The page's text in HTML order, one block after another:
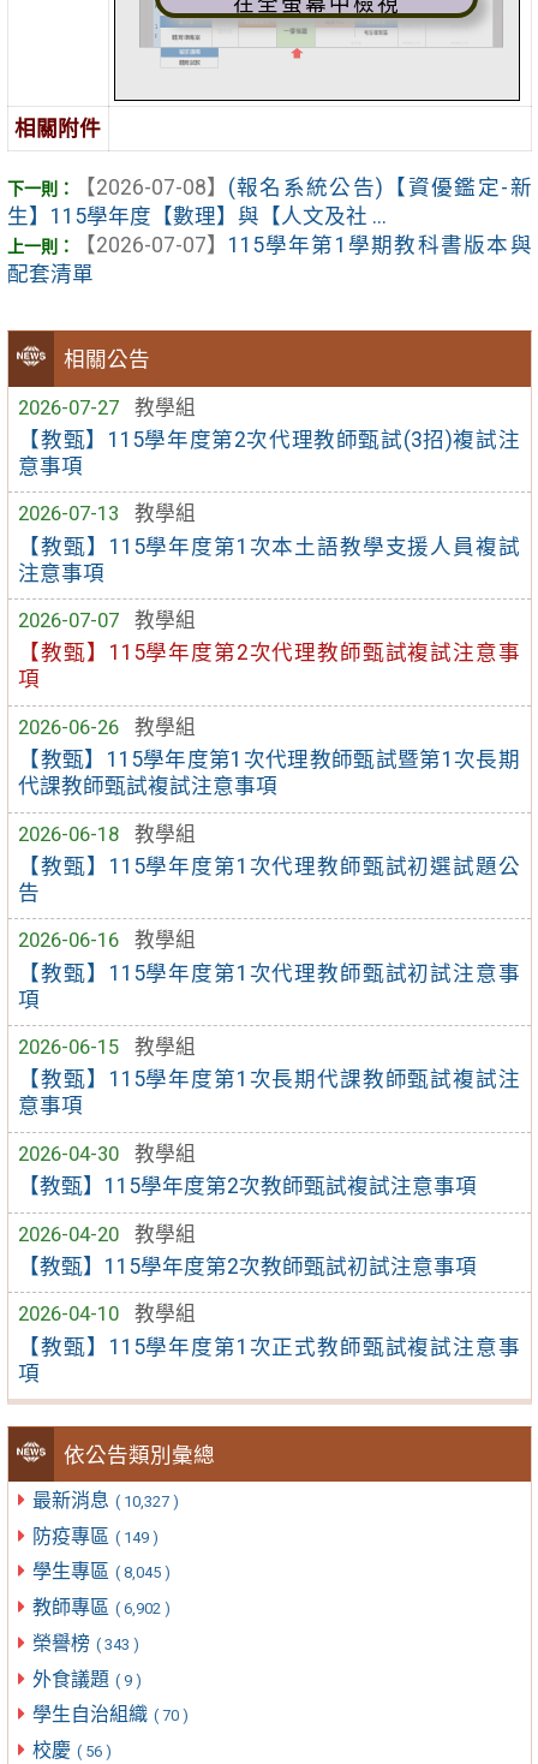
相關公告
2026-07-27
教學組
【教甄】115學年度第2次代理教師甄試(3招)複試注
意事項
2026-07-13
教學組
【教甄】115學年度第1次本土語教學支援人員複試
注意事項
2026-07-07
教學組
【教甄】115學年度第2次代理教師甄試複試注意事
項
2026-06-26
教學組
【教甄】115學年度第1次代理教師甄試暨第1次長期
代課教師甄試複試注意事項
2026-06-18
教學組
【教甄】115學年度第1次代理教師甄試初選試題公
告
2026-06-16
教學組
【教甄】115學年度第1次代理教師甄試初試注意事
項
2026-06-15
教學組
【教甄】115學年度第1次長期代課教師甄試複試注
意事項
2026-04-30
教學組
【教甄】115學年度第2次教師甄試複試注意事項
2026-04-20
教學組
【教甄】115學年度第2次教師甄試初試注意事項
2026-04-10
教學組
【教甄】115學年度第1次正式教師甄試複試注意事
項
依公告類別彙總
最新消息 ( 10,327 )
防疫專區 ( 149 )
學生專區 ( 8,045 )
教師專區 ( 6,902 )
榮譽榜 ( 343 )
外食議題 ( 9 )
學生自治組織 ( 70 )
校慶 ( 56 )
相關附件
【2026-07-08】 (報名系統公告)【資優鑑定-新
生】115學年度【數理】與【人文及社 ...
【2026-07-07】 115學年第1學期教科書版本與
配套清單